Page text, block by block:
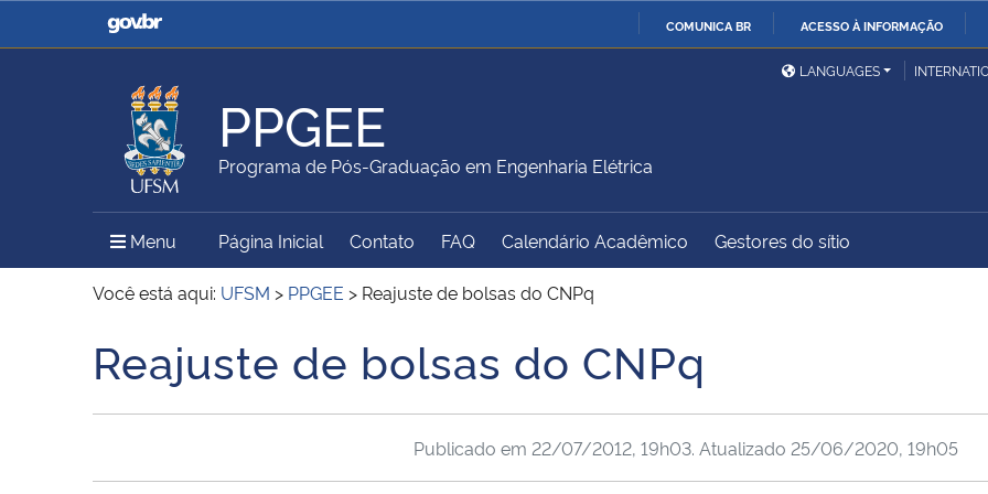
COMUNICA BR ACESSO À INFORMAÇÃO
Casa Civil
Ministério da Justiça e
Ministério da Defesa
Ministério das Relações
Exteriores
Ministério da Agricultura,
Pecuária e Abastecimento
Ministério da Educação
Ministério do Meio Ambiente Ministério do Turismo
Ministério do
Desenvolvimento Regional
Controladoria-Geral da
Secretaria de Governo
Gabinete de Segurança
Advocacia-Geral da União
LANGUAGES
PPGEE
Programa de Pós-Graduação em Engenharia Elétrica
Menu Menu Principal do Sítio
Página Inicial Contato FAQ Calendário Acadêmico Gestores do sítio
Você está aqui: UFSM > PPGEE > Reajuste de bolsas do CNPq
Início do conteúdo
Reajuste de bolsas do CNPq
Publicado em 22/07/2012, 19h03. Atualizado 25/06/2020, 19h05